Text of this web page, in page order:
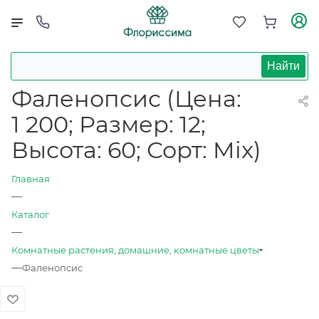
Найти
Фаленопсис (Цена:
1 200; Размер: 12;
Высота: 60; Сорт: Mix)
Главная
—
Каталог
—
Комнатные растения, домашние, комнатные цветы
—Фаленопсис